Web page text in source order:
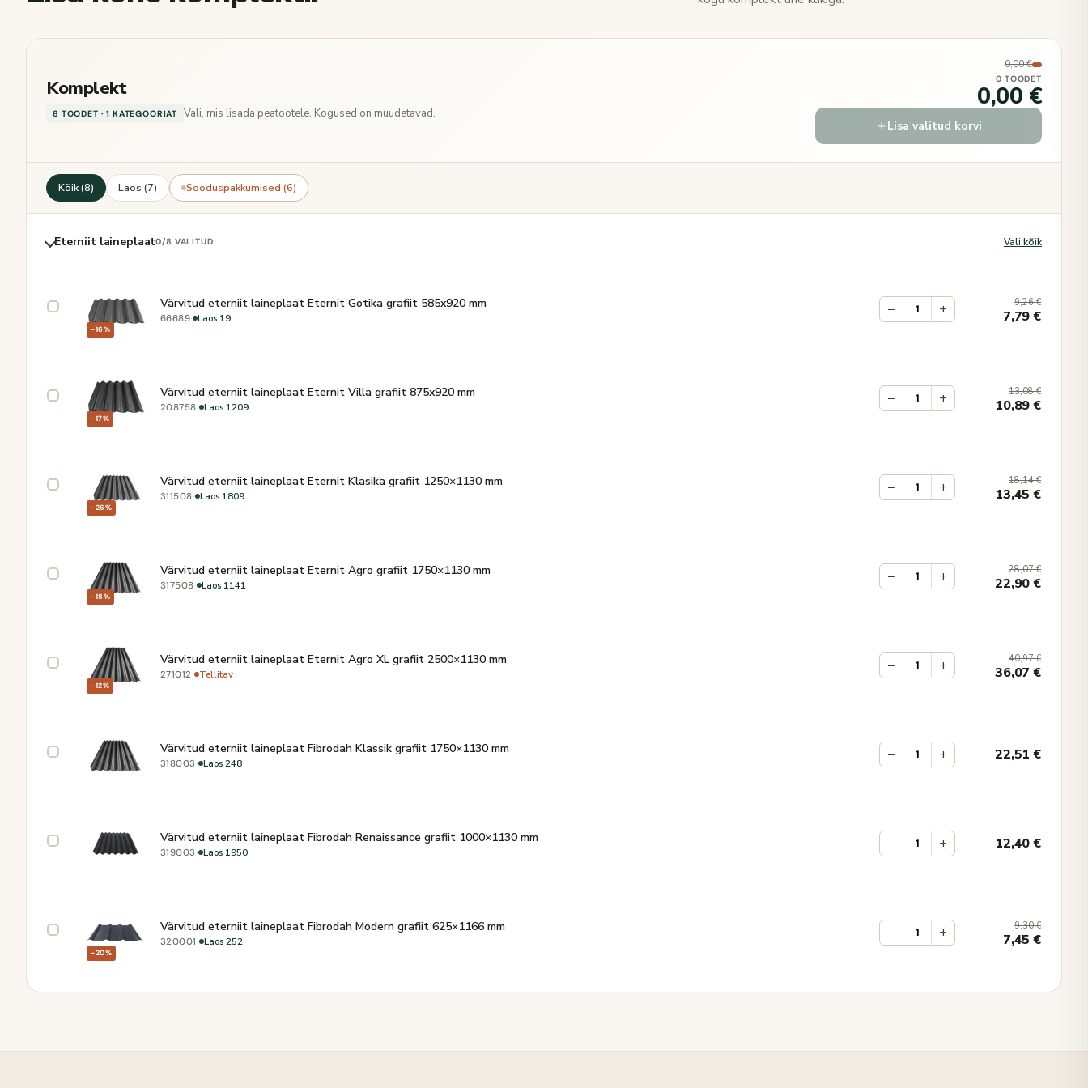
Komplekt
8 TOODET · 1 KATEGOORIAT Vali, mis lisada peatootele. Kogused on muudetavad.
0,00 €
0 TOODET
0,00 €
Lisa valitud korvi
Kõik (8) Laos (7) Sooduspakkumised (6)
Eterniit laineplaat0/8 VALITUD Vali kõik
−16%
Värvitud eterniit laineplaat Eternit Gotika grafiit 585x920 mm
66689· Laos 19 − + 9,26€
7,79€
−17%
Värvitud eterniit laineplaat Eternit Villa grafiit 875x920 mm
208758· Laos 1209 − + 13,08€
10,89€
−26%
Värvitud eterniit laineplaat Eternit Klasika grafiit 1250×1130 mm
311508· Laos 1809 − + 18,14€
13,45€
−18%
Värvitud eterniit laineplaat Eternit Agro grafiit 1750×1130 mm
317508· Laos 1141 − + 28,07€
22,90€
−12%
Värvitud eterniit laineplaat Eternit Agro XL grafiit 2500×1130 mm
271012 · Tellitav − + 40,97€
36,07€
Värvitud eterniit laineplaat Fibrodah Klassik grafiit 1750×1130 mm
318003 · Laos 248 − + 22,51€
Värvitud eterniit laineplaat Fibrodah Renaissance grafiit 1000×1130 mm
319003 · Laos 1950 − + 12,40€
−20%
Värvitud eterniit laineplaat Fibrodah Modern grafiit 625×1166 mm
320001 · Laos 252 − + 9,30€
7,45€